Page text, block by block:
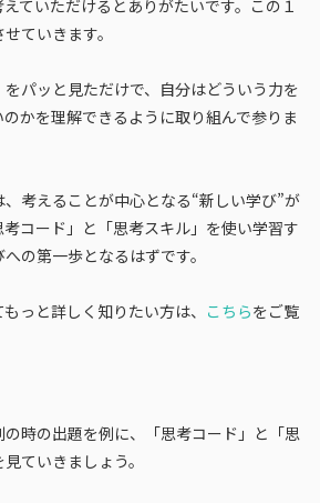
ていただけるとありがたいです。この１
ていきます。
パッと見ただけで、自分はどういう力を
かを理解できるように取り組んで参りま
考えることが中心となる“新しい学び”が
コード」と「思考スキル」を使い学習す
の第一歩となるはずです。
っと詳しく知りたい方は、 こちらをご覧
時の出題を例に、「思考コード」と「思
ていきましょう。